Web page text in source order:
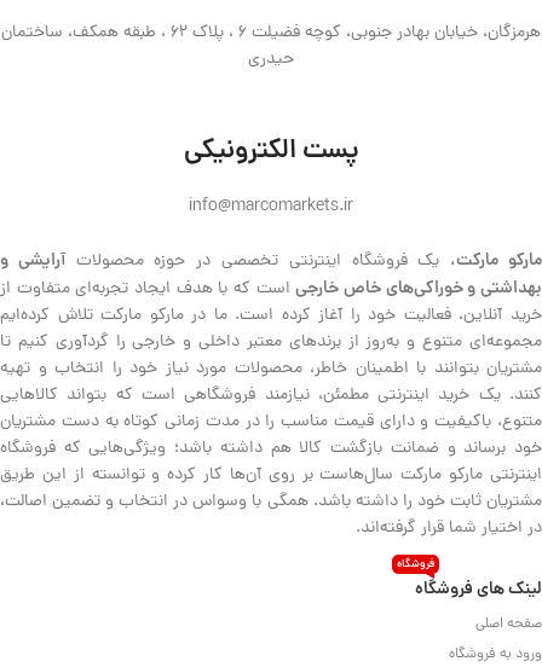
هرمزگان، خیابان بهادر جنوبی، کوچه فضیلت 6 ، پلاک 62 ، طبقه همکف، ساختمان
حیدری
پست الکترونیکی
info@marcomarkets.ir
مارکو مارکت، یک فروشگاه اینترنتی تخصصی در حوزه محصولاتآرایشی و
بهداشتی و خوراکی‌های خاص خارجیاست که با هدف ایجاد تجربه‌ای متفاوت از
خرید آنلاین، فعالیت خود را آغاز کرده است. ما در مارکو مارکت تلاش کرده‌ایم
مجموعه‌ای متنوع و به‌روز از برندهای معتبر داخلی و خارجی را گردآوری کنیم تا
مشتریان بتوانند با اطمینان خاطر، محصولات مورد نیاز خود را انتخاب و تهیه
کنند. یک خرید اینترنتی مطمئن، نیازمند فروشگاهی است که بتواند کالاهایی
متنوع، باکیفیت و دارای قیمت مناسب را در مدت زمانی کوتاه به دست مشتریان
خود برساند و ضمانت بازگشت کالا هم داشته باشد؛ ویژگی‌هایی که فروشگاه
اینترنتی مارکو مارکت سال‌هاست بر روی آن‌ها کار کرده و توانسته از این طریق
مشتریان ثابت خود را داشته باشد. همگی با وسواس در انتخاب و تضمین اصالت،
در اختیار شما قرار گرفته‌اند.
لینک های فروشگاه
فروشگاه
صفحه اصلی
ورود به فروشگاه